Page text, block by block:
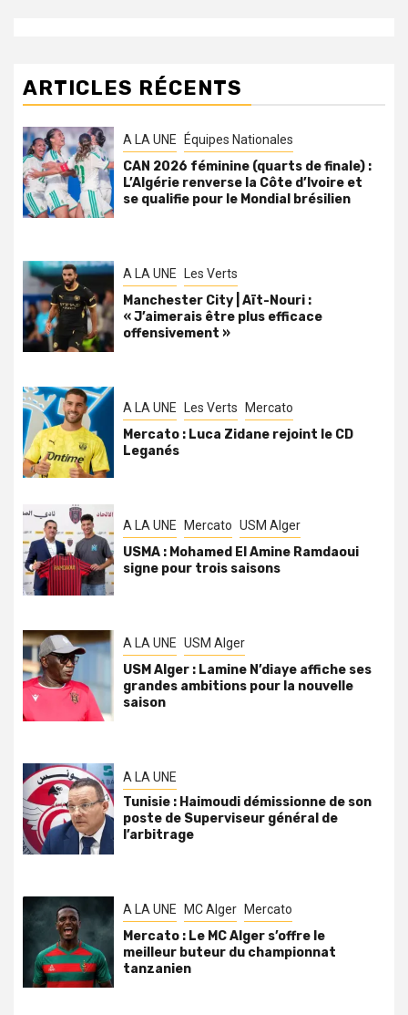
ARTICLES RÉCENTS
A LA UNE Équipes Nationales
CAN 2026 féminine (quarts de finale) :
L’Algérie renverse la Côte d’Ivoire et
se qualifie pour le Mondial brésilien
A LA UNE Les Verts
Manchester City | Aït-Nouri :
« J’aimerais être plus efficace
offensivement »
A LA UNE Les Verts Mercato
Mercato : Luca Zidane rejoint le CD
Leganés
A LA UNE Mercato USM Alger
USMA : Mohamed El Amine Ramdaoui
signe pour trois saisons
A LA UNE USM Alger
USM Alger : Lamine N’diaye affiche ses
grandes ambitions pour la nouvelle
saison
A LA UNE
Tunisie : Haimoudi démissionne de son
poste de Superviseur général de
l’arbitrage
A LA UNE MC Alger Mercato
Mercato : Le MC Alger s’offre le
meilleur buteur du championnat
tanzanien